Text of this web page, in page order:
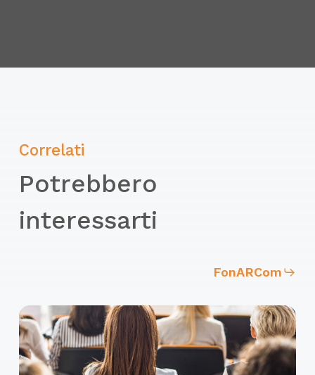
comando pensile/radiocomando.
ruolo dell’operatore. Limiti di utilizzo
dell’attrezzature tenuto conto delle sue
installazione. Manovre consentite tenuto
(zone interdette, interferenze, ecc.).
consistenza, condizioni di trattenuta degli
elementi del carico, imballaggi, ecc
Correlati
Potrebbero
interessarti
FonARCom